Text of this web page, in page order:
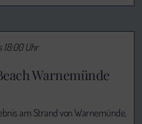
Warnemünde
18:00 Uhr
am Strand von Warnemünde,